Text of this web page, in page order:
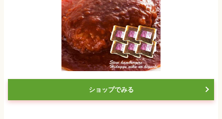
ショップでみる